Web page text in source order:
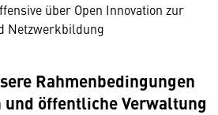
über Open Innovation zur
Netzwerkbildung
Rahmenbedingungen
öffentliche Verwaltung